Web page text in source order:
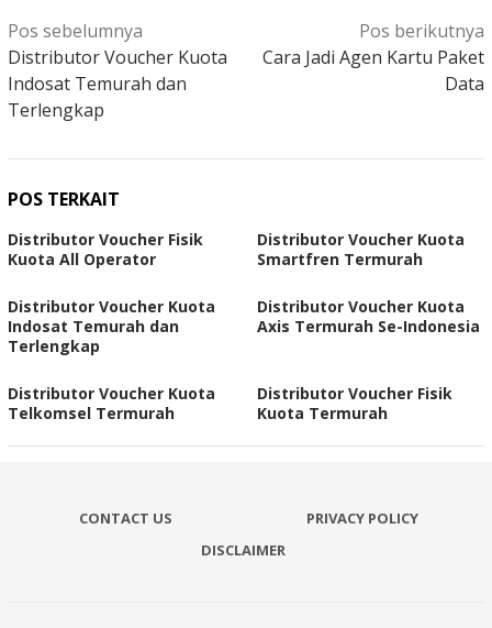
Navigasi
pos
Pos sebelumnya
Distributor Voucher Kuota
Indosat Temurah dan
Terlengkap
Pos berikutnya
Cara Jadi Agen Kartu Paket
Data
POS TERKAIT
Distributor Voucher Fisik
Kuota All Operator
Distributor Voucher Kuota
Smartfren Termurah
Distributor Voucher Kuota
Indosat Temurah dan
Terlengkap
Distributor Voucher Kuota
Axis Termurah Se-Indonesia
Distributor Voucher Kuota
Telkomsel Termurah
Distributor Voucher Fisik
Kuota Termurah
CONTACT US
PRIVACY POLICY
DISCLAIMER